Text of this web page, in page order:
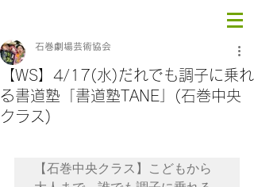
【WS】4/17(水)だれでも調子に乗れ
る書道塾「書道塾TANE」(石巻中央
クラス)
石巻劇場芸術協会
【石巻中央クラス】こどもから